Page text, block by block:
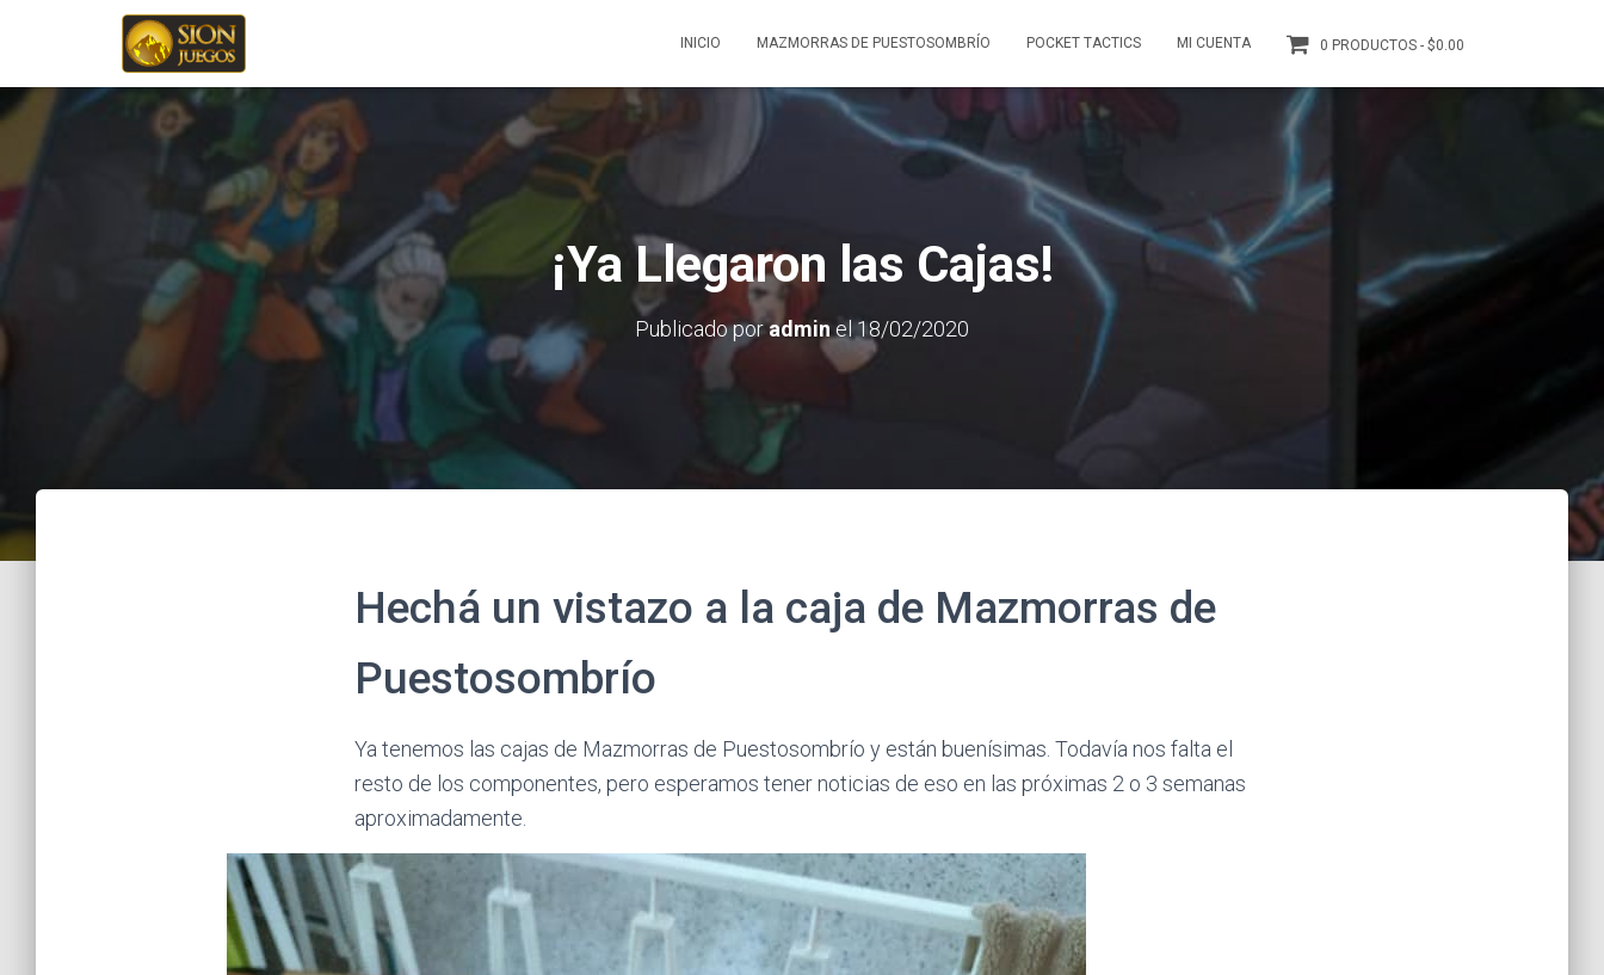
INICIO MAZMORRAS DE PUESTOSOMBRÍO POCKET TACTICS MI CUENTA 0 PRODUCTOS $0.00
¡Ya Llegaron las Cajas!
Publicado poradmin el 18/02/2020
Hechá un vistazo a la caja de Mazmorras de
Puestosombrío
Ya tenemos las cajas de Mazmorras de Puestosombrío y están buenísimas. Todavía nos falta el
resto de los componentes, pero esperamos tener noticias de eso en las próximas 2 o 3 semanas
aproximadamente.